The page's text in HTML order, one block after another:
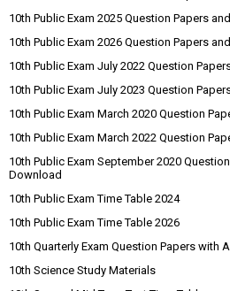
10th Public Exam 2025 Question Papers
10th Public Exam 2026 Question Papers
10th Public Exam July 2022 Question
10th Public Exam July 2023 Question
10th Public Exam March 2020 Question
10th Public Exam March 2022 Question
10th Public Exam September 2020
Download
10th Public Exam Time Table 2024
10th Public Exam Time Table 2026
10th Quarterly Exam Question Papers with
10th Science Study Materials